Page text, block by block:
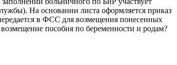
На основании листа оформляется приказ
в ФСС для возмещения понесенных
пособия по беременности и родам?